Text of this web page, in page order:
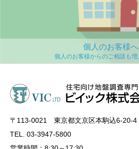
個人のお客様へ
〒113‐0021 東京都文京区本駒込6-20-4
TEL. 03-3947-5800